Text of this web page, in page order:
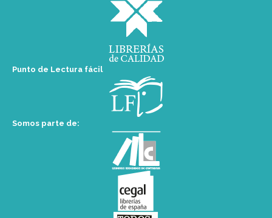
Punto de Lectura fácil
Somos parte de: